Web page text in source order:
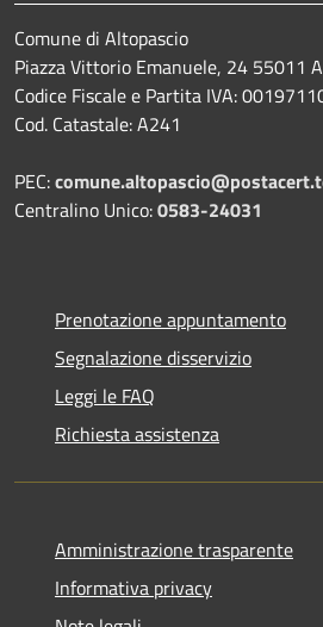
Comune di Altopascio
Piazza Vittorio Emanuele, 24 55011
Codice Fiscale e Partita IVA:
Cod. Catastale: A241
PEC:
Centralino Unico:0583-24031
Prenotazione appuntamento
Segnalazione disservizio
Leggi le FAQ
Richiesta assistenza
Amministrazione trasparente
Informativa privacy